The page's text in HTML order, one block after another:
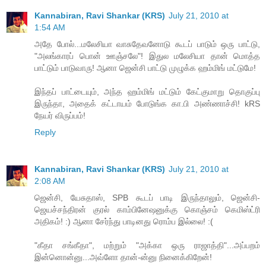
Kannabiran, Ravi Shankar (KRS) July 21, 2010 at
1:54 AM
அதே போல்...மலேசியா வாசுதேவனோடு கூடப் பாடும் ஒரு பாட்டு,
"அலங்காரப் பொன் ஊஞ்சலே"! இதுல மலேசியா தான் மொத்த
பாட்டும் பாடுவாரு! ஆனா ஜென்சி பாட்டு முழுக்க ஹம்மிங் மட்டுமே!
இந்தப் பாட்டையும், அந்த ஹம்மிங் மட்டும் கேட்குமாறு தொகுப்பு
இருந்தா, அதைக் கட்டாயம் போடுங்க கா.பி அண்ணாச்சி! kRS
நேயர் விருப்பம்!
Reply
Kannabiran, Ravi Shankar (KRS) July 21, 2010 at
2:08 AM
ஜென்சி, யேசுதாஸ், SPB கூடப் பாடி இருந்தாலும், ஜென்சி-
ஜெயச்சந்திரன் குரல் காம்பினேஷனுக்கு கொஞ்சம் கெமிஸ்ட்ரி
அதிகம்! :) ஆனா சேர்ந்து பாடினது ரொம்ப இல்லை! :(
"கீதா சங்கீதா", மற்றும் "அக்கா ஒரு ராஜாத்தி"...அப்பறம்
இன்னொன்னு...அவ்ளோ தான்-ன்னு நினைக்கிறேன்!